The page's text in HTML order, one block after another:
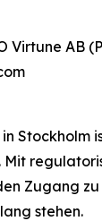
Virtune AB
Stockholm
Mit
Zugang
stehen.